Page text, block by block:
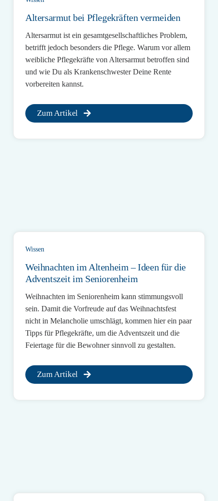
Altersarmut bei Pflegekräften vermeiden
Altersarmut ist ein gesamtgesellschaftliches Problem,
betrifft jedoch besonders die Pflege. Warum vor allem
weibliche Pflegekräfte von Altersarmut betroffen sind
und wie Du als Krankenschwester Deine Rente
vorbereiten kannst.
Zum Artikel
Wissen
Weihnachten im Altenheim – Ideen für die
Adventszeit im Seniorenheim
Weihnachten im Seniorenheim kann stimmungsvoll
sein. Damit die Vorfreude auf das Weihnachtsfest
nicht in Melancholie umschlägt, kommen hier ein paar
Tipps für Pflegekräfte, um die Adventszeit und die
Feiertage für die Bewohner sinnvoll zu gestalten.
Zum Artikel